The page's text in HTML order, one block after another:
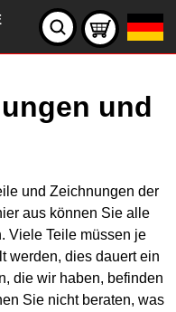
und
und Zeichnungen der
aus können Sie alle
Viele Teile müssen je
werden, dies dauert ein
die wir haben, befinden
Sie nicht beraten, was